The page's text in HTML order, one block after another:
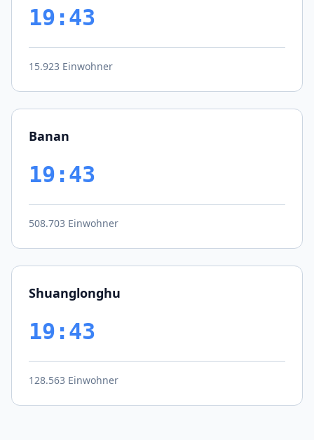
19:43
15.923 Einwohner
Banan
19:43
508.703 Einwohner
Shuanglonghu
19:43
128.563 Einwohner